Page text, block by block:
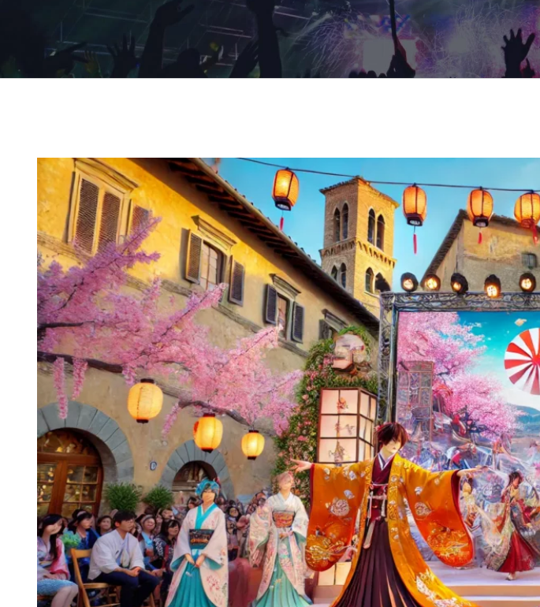
Ingrandisci
immagine